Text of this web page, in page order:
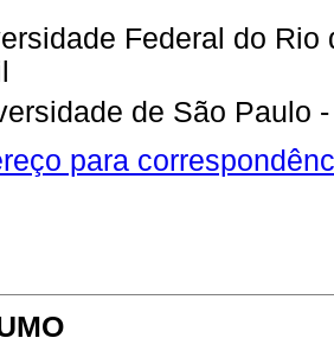
Federal do
de São Paulo
para